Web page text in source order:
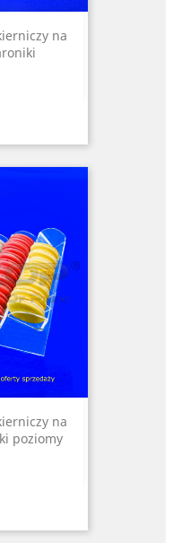
na
na
poziomy